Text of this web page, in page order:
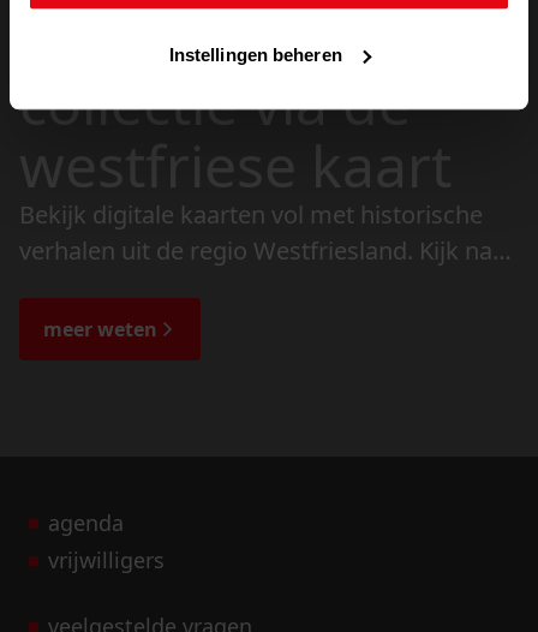
Instellingen beheren
doorzoek de
collectie via de
westfriese kaart
Bekijk digitale kaarten vol met historische
verhalen uit de regio Westfriesland. Kijk naar
de bijzondere verhalen.
meer weten
agenda
vrijwilligers